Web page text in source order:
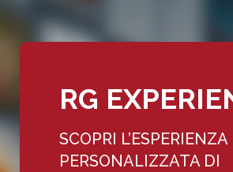
RG
SCOPRI L’ESPERIENZA
PERSONALIZZATA DI